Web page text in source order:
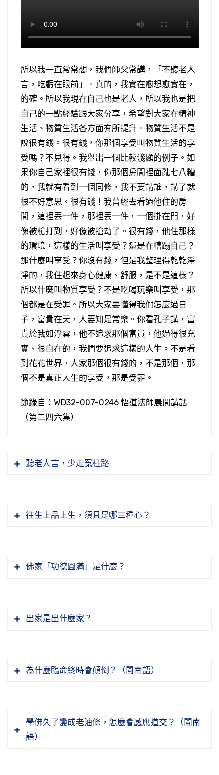
所以我一直常常想，我們師父常講，「不聽老人
言，吃虧在眼前」。真的，我實在愈想愈實在，
的確。所以我現在自己也是老人，所以我也是把
自己的一點經驗跟大家分享，希望對大家在精神
生活、物質生活各方面有所提升。物質生活不是
說很有錢。很有錢，你那個享受叫物質生活的享
受嗎？不見得。我舉出一個比較淺顯的例子。如
果你自己家裡很有錢，你那個房間裡面亂七八糟
的，我就有看到一個同修，我不要講誰，講了就
很不好意思。很有錢！我曾經去看過他住的房
間，這裡丟一件，那裡丟一件，一個掛在門，好
像被槍打到，好像被搶劫了。很有錢，他住那樣
的環境，這樣的生活叫享受？還是在糟蹋自己？
那什麼叫享受？你沒有錢，但是我整理得乾乾淨
淨的，我住起來身心健康、舒服，是不是這樣？
所以什麼叫物質享受？不是吃喝玩樂叫享受，那
個都是在受罪。所以大家要懂得我們怎麼過日
子，富貴在天，人要知足常樂。你看孔子講，富
貴於我如浮雲，他不追求那個富貴，他過得很充
實、很自在的，我們要追求這樣的人生。不是看
到花花世界，人家那個很有錢的，不是那個，那
個不是真正人生的享受，那是受罪。
節錄自：WD32-007-0246 悟道法師晨間講話
（第二四六集）
聽老人言，少走冤枉路
往生上品上生，須具足哪三種心？
佛家「功德圓滿」是什麼？
出家是出什麼家？
為什麼臨命終時會顛倒？（閩南語）
學佛久了變成老油條，怎麼會感應道交？（閩南
語）